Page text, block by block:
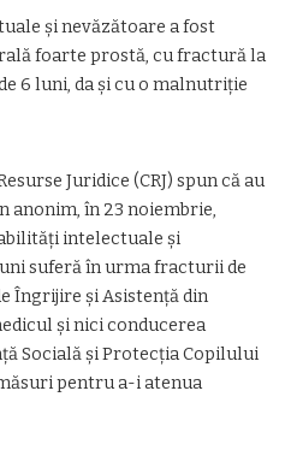
şi nevăzătoare a fost
foarte prostă, cu fractură la
6 luni, da şi cu o malnutriţie
Juridice (CRJ) spun că au
în 23 noiembrie,
intelectuale şi
suferă în urma fracturii de
Îngrijire şi Asistenţă din
şi nici conducerea
Socială şi Protecţia Copilului
pentru a-i atenua